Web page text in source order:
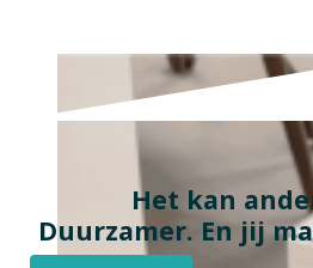
Het kan
Duurzamer. En jij